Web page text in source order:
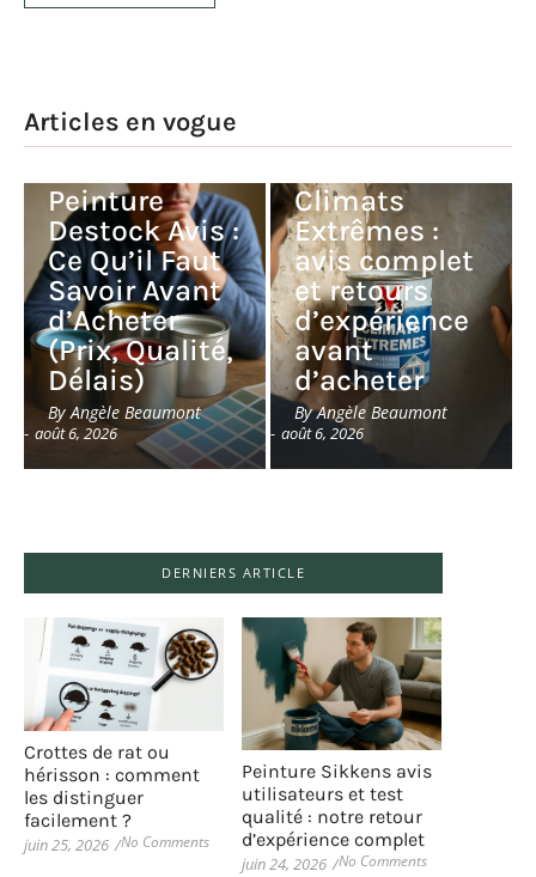
Articles en vogue
Peinture
Destock Avis :
Ce Qu’il Faut
Savoir Avant
d’Acheter
(Prix, Qualité,
Délais)
By Angèle Beaumont
- août 6, 2026
Climats
Extrêmes :
avis complet
et retours
d’expérience
avant
d’acheter
By Angèle Beaumont
- août 6, 2026
DERNIERS ARTICLE
Crottes de rat ou
hérisson : comment
les distinguer
facilement ?
juin 25, 2026 /No Comments
Peinture Sikkens avis
utilisateurs et test
qualité : notre retour
d’expérience complet
juin 24, 2026 /No Comments